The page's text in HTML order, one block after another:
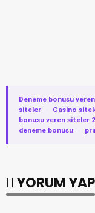
Deneme bonusu
siteler
· Casino
bonusu veren siteler
deneme bonusu
·
YORUM YAP